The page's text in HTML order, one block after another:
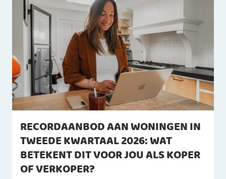
RECORDAANBOD AAN WONINGEN IN
TWEEDE KWARTAAL 2026: WAT
BETEKENT DIT VOOR JOU ALS KOPER
OF VERKOPER?